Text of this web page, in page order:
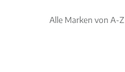
Alle Marken von A-Z